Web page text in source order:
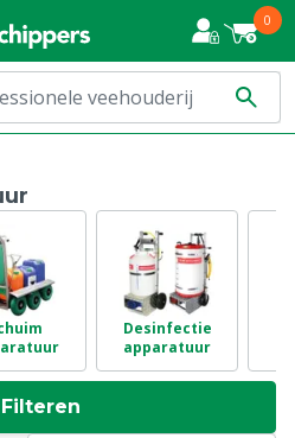
0
Desinfectie
apparatuur
Filteren